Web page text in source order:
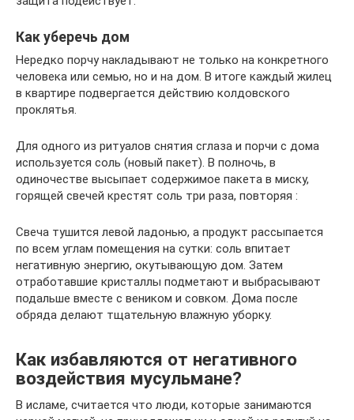
Как уберечь дом
Нередко порчу накладывают не только на конкретного
человека или семью, но и на дом. В итоге каждый жилец
в квартире подвергается действию колдовского
проклятья.
Для одного из ритуалов снятия сглаза и порчи с дома
используется соль (новый пакет). В полночь, в
одиночестве высыпает содержимое пакета в миску,
горящей свечей крестят соль три раза, повторяя :
Свеча тушится левой ладонью, а продукт рассыпается
по всем углам помещения на сутки: соль впитает
негативную энергию, окутывающую дом. Затем
отработавшие кристаллы подметают и выбрасывают
подальше вместе с веником и совком. Дома после
обряда делают тщательную влажную уборку.
Как избавляются от негативного
воздействия мусульмане?
В исламе, считается что люди, которые занимаются